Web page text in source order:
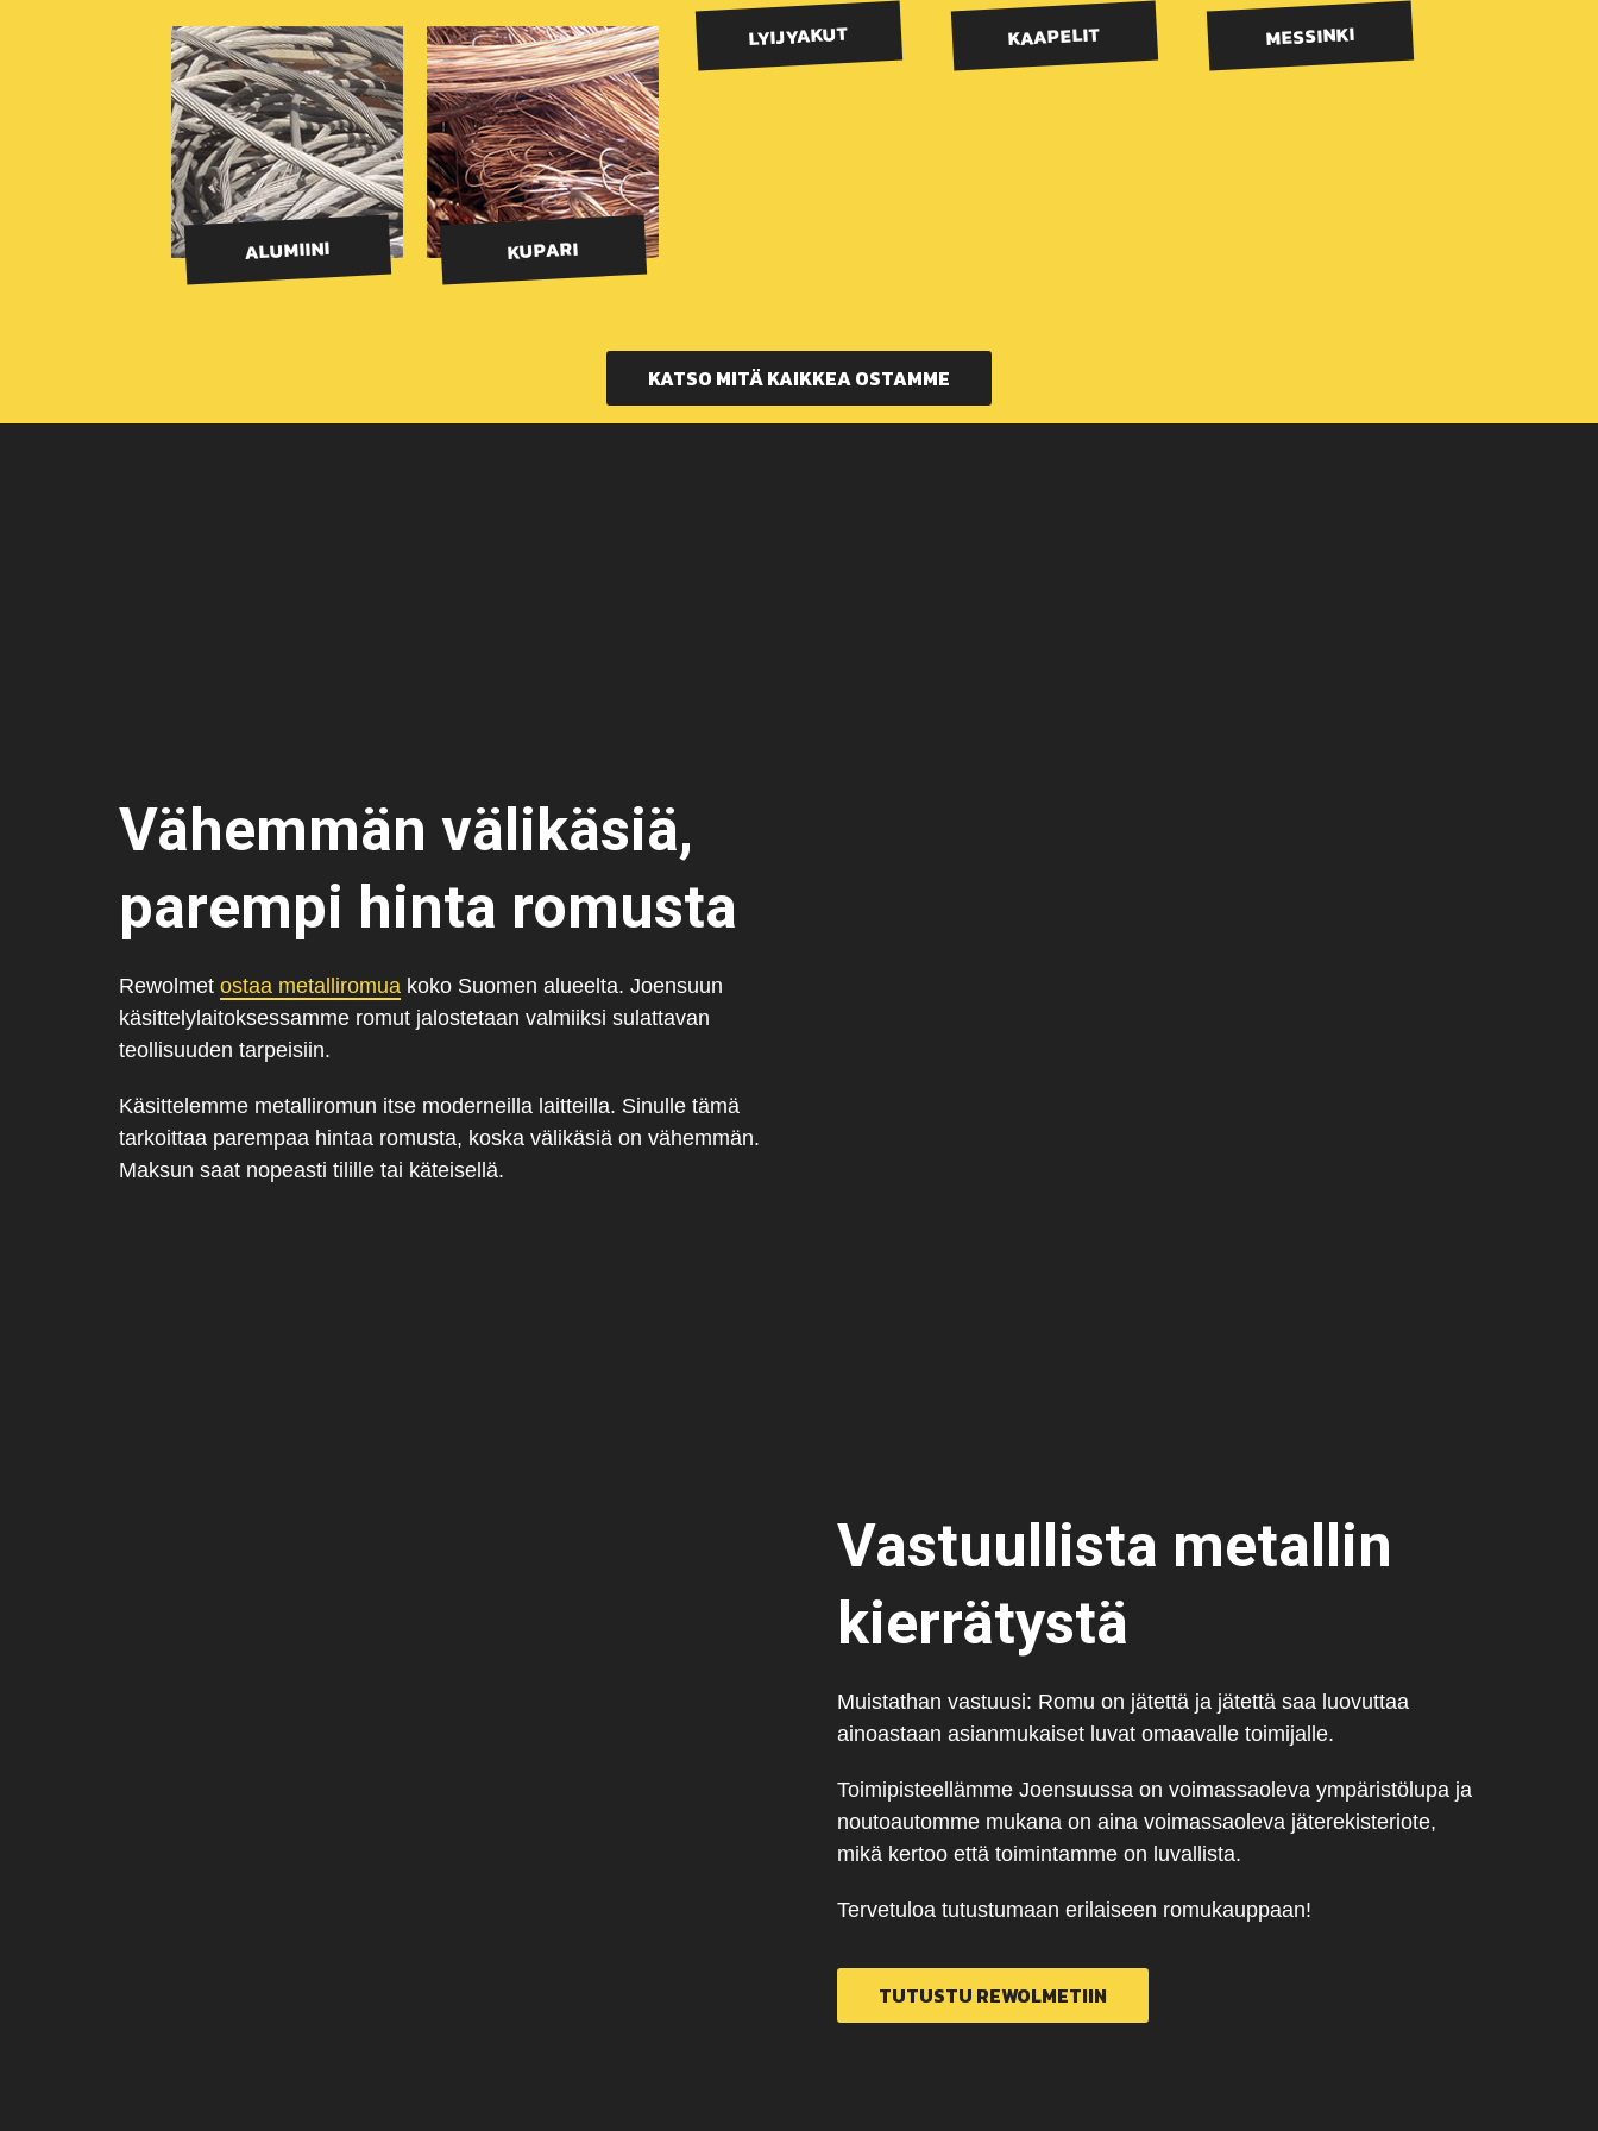
ALUMIINI KUPARI
LYIJYAKUT KAAPELIT MESSINKI
KATSO MITÄ KAIKKEA OSTAMME
Vähemmän välikäsiä,
parempi hinta romusta
Rewolmet ostaa metalliromua koko Suomen alueelta. Joensuun
käsittelylaitoksessamme romut jalostetaan valmiiksi sulattavan
teollisuuden tarpeisiin.
Käsittelemme metalliromun itse moderneilla laitteilla. Sinulle tämä
tarkoittaa parempaa hintaa romusta, koska välikäsiä on vähemmän.
Maksun saat nopeasti tilille tai käteisellä.
Vastuullista metallin
kierrätystä
Muistathan vastuusi: Romu on jätettä ja jätettä saa luovuttaa
ainoastaan asianmukaiset luvat omaavalle toimijalle.
Toimipisteellämme Joensuussa on voimassaoleva ympäristölupa ja
noutoautomme mukana on aina voimassaoleva jäterekisteriote,
mikä kertoo että toimintamme on luvallista.
Tervetuloa tutustumaan erilaiseen romukauppaan!
TUTUSTU REWOLMETIIN